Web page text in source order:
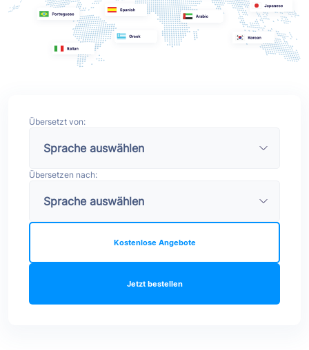
Übersetzt von:
Übersetzen nach:
Jetzt bestellen
Kostenlose Angebote